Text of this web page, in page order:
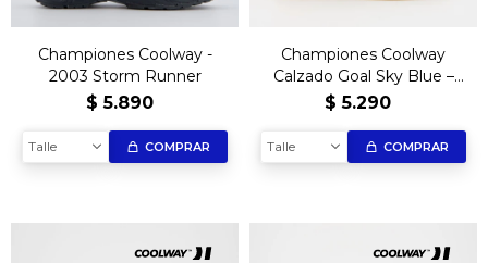
Championes Coolway -
2003 Storm Runner
$ 5.890
Talle COMPRAR
Championes Coolway
Calzado Goal Sky Blue –
Edición Exclusiva
$ 5.290
Talle COMPRAR